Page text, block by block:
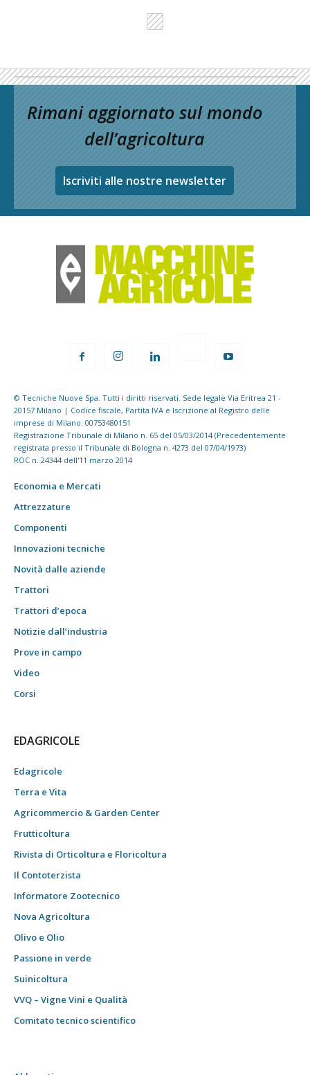
Rimani aggiornato sul mondo
dell’agricoltura
Iscriviti alle nostre newsletter
© Tecniche Nuove Spa. Tutti i diritti riservati. Sede legale Via Eritrea 21 -
20157 Milano | Codice fiscale, Partita IVA e Iscrizione al Registro delle
imprese di Milano: 00753480151
Registrazione Tribunale di Milano n. 65 del 05/03/2014 (Precedentemente
registrata presso il Tribunale di Bologna n. 4273 del 07/04/1973)
ROC n. 24344 dell'11 marzo 2014
Economia e Mercati
Attrezzature
Componenti
Innovazioni tecniche
Novità dalle aziende
Trattori
Trattori d’epoca
Notizie dall’industria
Prove in campo
Video
Corsi
EDAGRICOLE
Edagricole
Terra e Vita
Agricommercio & Garden Center
Frutticoltura
Rivista di Orticoltura e Floricoltura
Il Contoterzista
Informatore Zootecnico
Nova Agricoltura
Olivo e Olio
Passione in verde
Suinicoltura
VVQ – Vigne Vini e Qualità
Comitato tecnico scientifico